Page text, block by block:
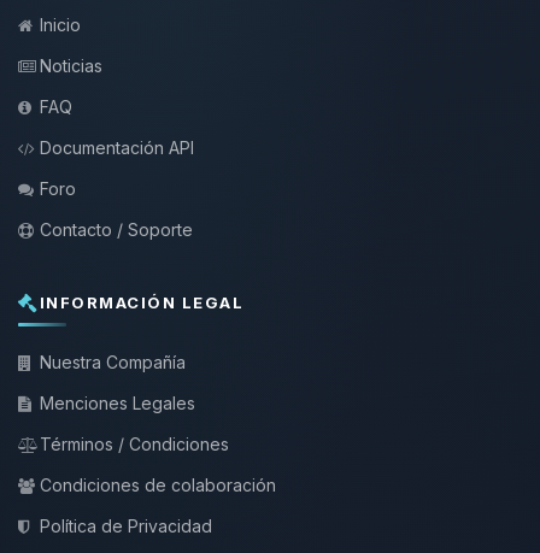
Inicio
Noticias
FAQ
Documentación API
Foro
Contacto / Soporte
INFORMACIÓN LEGAL
Nuestra Compañía
Menciones Legales
Términos / Condiciones
Condiciones de colaboración
Política de Privacidad